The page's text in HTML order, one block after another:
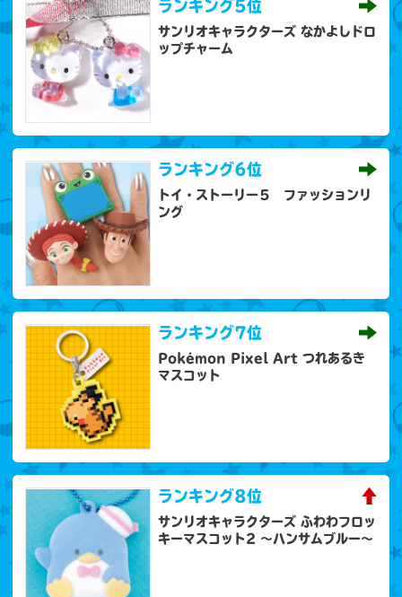
ランキング5位
サンリオキャラクターズ なかよしドロ
ップチャーム
ランキング6位
トイ・ストーリー５ ファッションリ
ング
ランキング7位
Pokémon Pixel Art つれあるき
マスコット
ランキング8位
サンリオキャラクターズ ふわわフロッ
キーマスコット2 ～ハンサムブルー～